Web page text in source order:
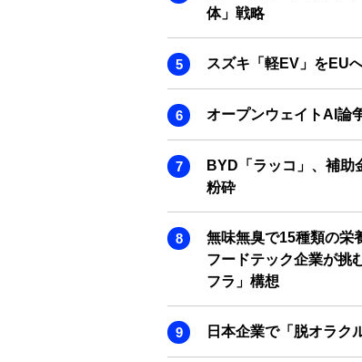
体」戦略
スズキ「軽EV」をEU
オープンウェイトAI論
BYD「ラッコ」、補助
粉砕
無味無臭で15種類の栄
フードテック企業が挑
フラ」構想
日本企業で「脱オラク
BPaaS JOURNAL
ADOPTABLE DOG JOURNAL